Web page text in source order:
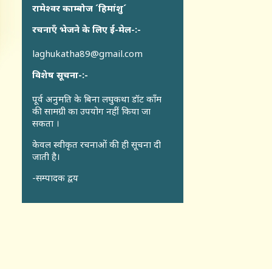
रामेश्वर काम्बोज ´हिमांशु´
रचनाएँ भेजने के लिए ई-मेल-:-
laghukatha89@gmail.com
विशेष सूचना-:-
पूर्व अनुमति के बिना लघुकथा डॉट कॉंम
की सामग्री का उपयोग नहीं किया जा
सकता ।
केवल स्वीकृत रचनाओं की ही सूचना दी
जाती है।
-सम्पादक द्वय